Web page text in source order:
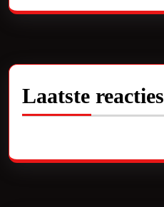
Laatste reacties